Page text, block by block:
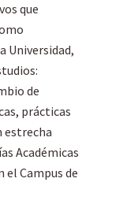
que
Universidad,
de
prácticas
estrecha
Académicas
el Campus de